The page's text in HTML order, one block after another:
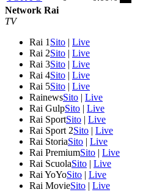
Network Rai
TV
Rai 1 Sito | Live
Rai 2Sito | Live
Rai 3Sito | Live
Rai 4Sito | Live
Rai 5Sito | Live
RainewsSito | Live
Rai GulpSito | Live
Rai SportSito | Live
Rai Sport 2Sito | Live
Rai StoriaSito | Live
Rai PremiumSito | Live
Rai ScuolaSito | Live
Rai YoYoSito | Live
Rai MovieSito | Live